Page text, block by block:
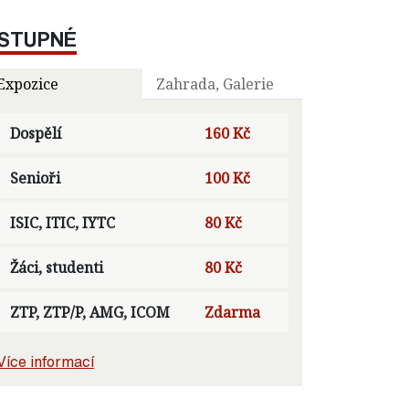
Zahrada, Galerie
Dospělí 160 Kč
Senioři 100 Kč
ISIC, ITIC, IYTC 80 Kč
Žáci, studenti 80 Kč
ZTP, ZTP/P, AMG, ICOM Zdarma
informací